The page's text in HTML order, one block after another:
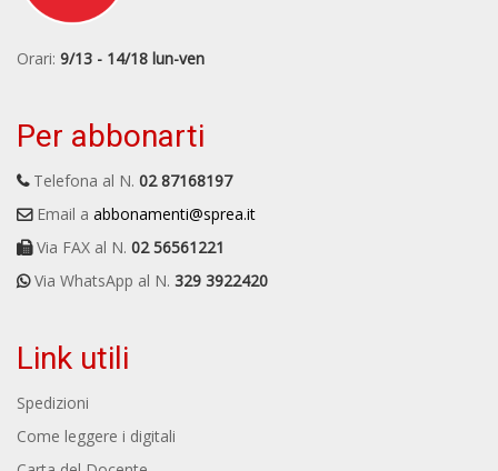
Orari: 9/13 - 14/18 lun-ven
Per abbonarti
Telefona al N. 02 87168197
Email a abbonamenti@sprea.it
Via FAX al N. 02 56561221
Via WhatsApp al N. 329 3922420
Link utili
Spedizioni
Come leggere i digitali